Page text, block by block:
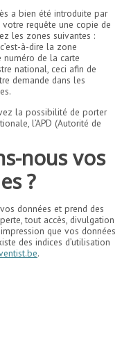
a bien été introduite par
requête une copie de
les zones suivantes :
à-dire la zone
de la carte
national, ceci afin de
demande dans les
la possibilité de porter
l’APD (Autorité de
nous vos
?
données et prend des
tout accès, divulgation
que vos données
des indices d’utilisation
.